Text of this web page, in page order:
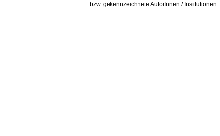
bzw. gekennzeichnete AutorInnen / Institutionen